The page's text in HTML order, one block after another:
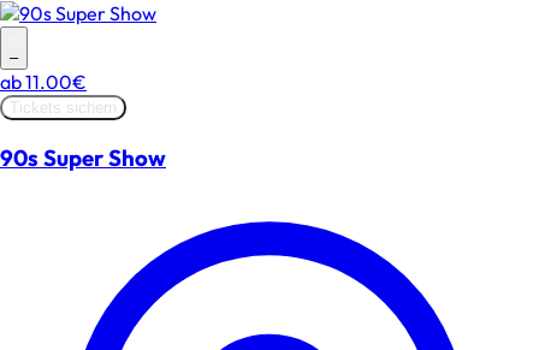
–
ab11.00€
Tickets sichern
90s Super Show